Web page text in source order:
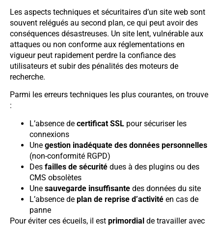
Les aspects techniques et sécuritaires d’un site web sont
souvent relégués au second plan, ce qui peut avoir des
conséquences désastreuses. Un site lent, vulnérable aux
attaques ou non conforme aux réglementations en
vigueur peut rapidement perdre la confiance des
utilisateurs et subir des pénalités des moteurs de
recherche.
Parmi les erreurs techniques les plus courantes, on trouve
:
L’absence de certificat SSL pour sécuriser les
connexions
Une gestion inadéquate des données personnelles
(non-conformité RGPD)
Des failles de sécurité dues à des plugins ou des
CMS obsolètes
Une sauvegarde insuffisante des données du site
L’absence de plan de reprise d’activité en cas de
panne
Pour éviter ces écueils, il est primordial de travailler avec